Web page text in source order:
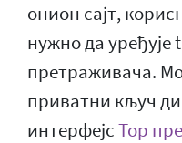
онион сајт,
нужно да уређује
претраживача.
приватни кључ
интерфејсТор